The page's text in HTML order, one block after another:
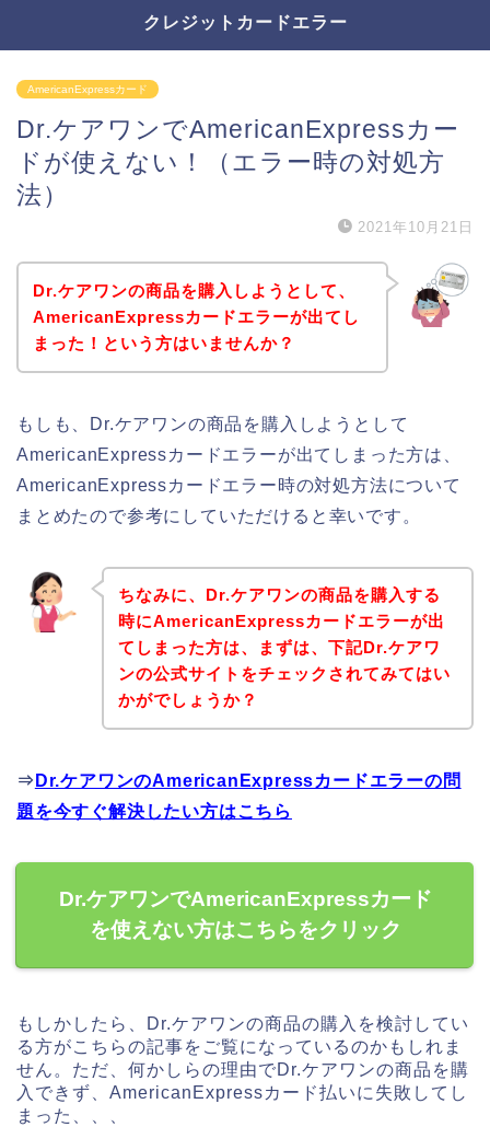
クレジットカードエラー
AmericanExpressカード
Dr.ケアワンでAmericanExpressカー
ドが使えない！（エラー時の対処方
法）
2021年10月21日
Dr.ケアワンの商品を購入しようとして、
AmericanExpressカードエラーが出てし
まった！という方はいませんか？
もしも、Dr.ケアワンの商品を購入しようとして
AmericanExpressカードエラーが出てしまった方は、
AmericanExpressカードエラー時の対処方法について
まとめたので参考にしていただけると幸いです。
ちなみに、Dr.ケアワンの商品を購入する
時にAmericanExpressカードエラーが出
てしまった方は、まずは、下記Dr.ケアワ
ンの公式サイトをチェックされてみてはい
かがでしょうか？
⇒ Dr.ケアワンのAmericanExpressカードエラーの問
題を今すぐ解決したい方はこちら
Dr.ケアワンでAmericanExpressカード
を使えない方はこちらをクリック
もしかしたら、Dr.ケアワンの商品の購入を検討してい
る方がこちらの記事をご覧になっているのかもしれま
せん。ただ、何かしらの理由でDr.ケアワンの商品を購
入できず、AmericanExpressカード払いに失敗してし
まった、、、